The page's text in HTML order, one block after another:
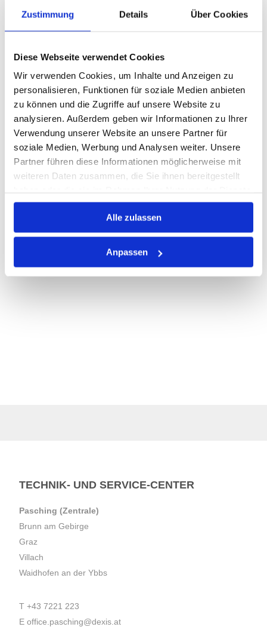
Zustimmung Details Über Cookies
Diese Webseite verwendet Cookies
Wir verwenden Cookies, um Inhalte und Anzeigen zu
personalisieren, Funktionen für soziale Medien anbieten
zu können und die Zugriffe auf unsere Website zu
analysieren. Außerdem geben wir Informationen zu Ihrer
Verwendung unserer Website an unsere Partner für
soziale Medien, Werbung und Analysen weiter. Unsere
Partner führen diese Informationen möglicherweise mit
weiteren Daten zusammen, die Sie ihnen bereitgestellt
gesammelt haben.
Alle zulassen
Anpassen
STK
Auf Lager
Lager anzeigen
Print
PRODUKTBESCHREIBUNG
TECHNIK- UND SERVICE-CENTER
Pasching (Zentrale)
Brunn am Gebirge
Graz
Villach
Waidhofen an der Ybbs
T +43 7221 223
E office.pasching@dexis.at